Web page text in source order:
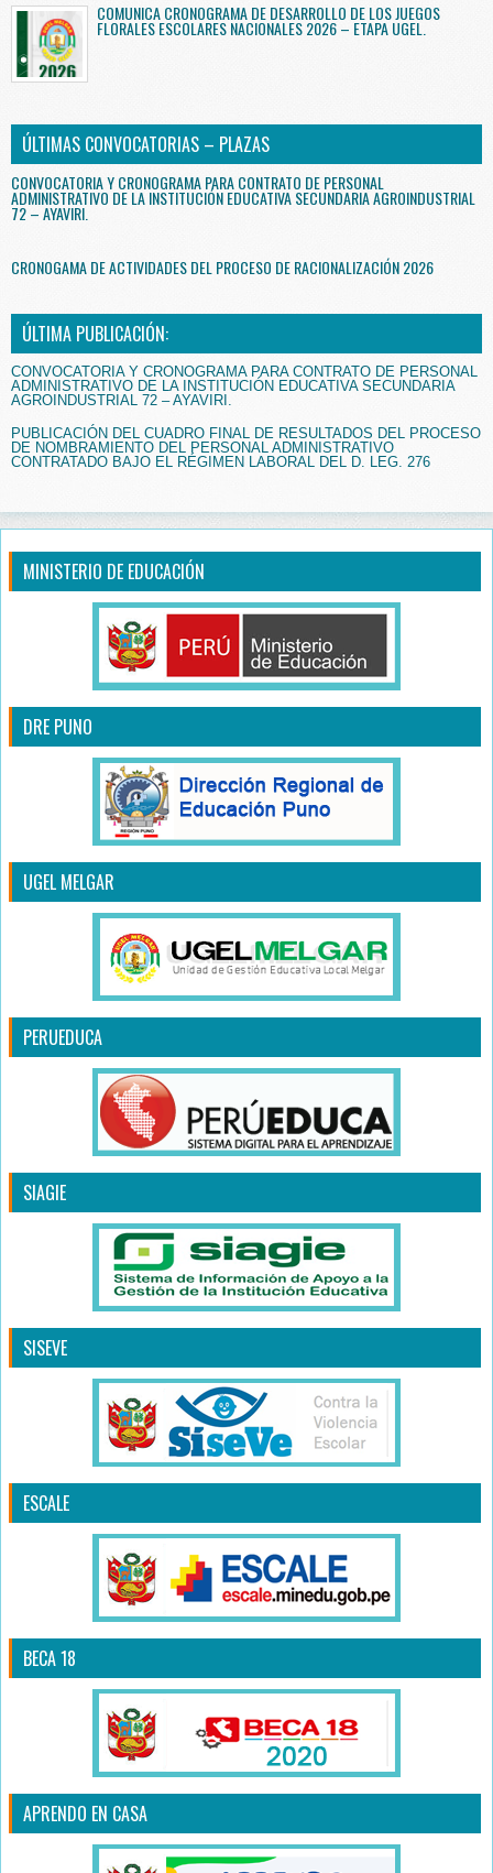
COMUNICA CRONOGRAMA DE DESARROLLO DE LOS JUEGOS
FLORALES ESCOLARES NACIONALES 2026 – ETAPA UGEL.
ÚLTIMAS CONVOCATORIAS – PLAZAS
CONVOCATORIA Y CRONOGRAMA PARA CONTRATO DE PERSONAL
ADMINISTRATIVO DE LA INSTITUCIÓN EDUCATIVA SECUNDARIA AGROINDUSTRIAL
72 – AYAVIRI.
CRONOGAMA DE ACTIVIDADES DEL PROCESO DE RACIONALIZACIÓN 2026
ÚLTIMA PUBLICACIÓN:
CONVOCATORIA Y CRONOGRAMA PARA CONTRATO DE PERSONAL
ADMINISTRATIVO DE LA INSTITUCIÓN EDUCATIVA SECUNDARIA
AGROINDUSTRIAL 72 – AYAVIRI.
PUBLICACIÓN DEL CUADRO FINAL DE RESULTADOS DEL PROCESO
DE NOMBRAMIENTO DEL PERSONAL ADMINISTRATIVO
CONTRATADO BAJO EL RÉGIMEN LABORAL DEL D. LEG. 276
MINISTERIO DE EDUCACIÓN
DRE PUNO
UGEL MELGAR
PERUEDUCA
SIAGIE
SISEVE
ESCALE
BECA 18
APRENDO EN CASA